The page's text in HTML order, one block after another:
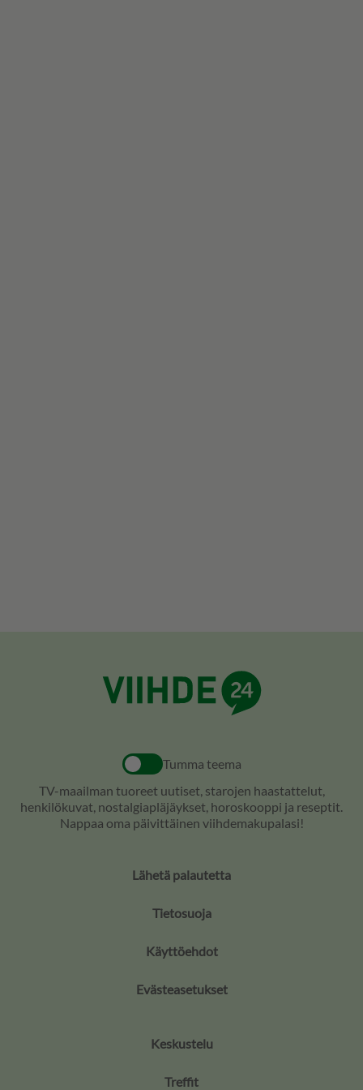
Tumma teema
TV-maailman tuoreet uutiset, starojen haastattelut,
henkilökuvat, nostalgiapläjäykset, horoskooppi ja reseptit.
Nappaa oma päivittäinen viihdemakupalasi!
Lähetä palautetta
Tietosuoja
Käyttöehdot
Evästeasetukset
Keskustelu
Treffit